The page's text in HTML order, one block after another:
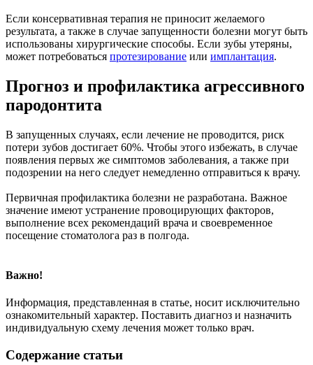
Если консервативная терапия не приносит желаемого
результата, а также в случае запущенности болезни могут быть
использованы хирургические способы. Если зубы утеряны,
может потребоваться протезирование или имплантация.
Прогноз и профилактика агрессивного
пародонтита
В запущенных случаях, если лечение не проводится, риск
потери зубов достигает 60%. Чтобы этого избежать, в случае
появления первых же симптомов заболевания, а также при
подозрении на него следует немедленно отправиться к врачу.
Первичная профилактика болезни не разработана. Важное
значение имеют устранение провоцирующих факторов,
выполнение всех рекомендаций врача и своевременное
посещение стоматолога раз в полгода.
Важно!
Информация, представленная в статье, носит исключительно
ознакомительный характер. Поставить диагноз и назначить
индивидуальную схему лечения может только врач.
Содержание статьи